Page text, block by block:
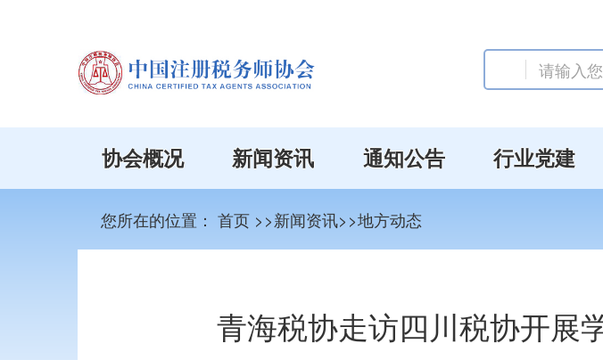
协会概况 新闻资讯 通知公告 行业党建
您所在的位置： 首页 >>新闻资讯>>地方动态
青海税协走访四川税协开展